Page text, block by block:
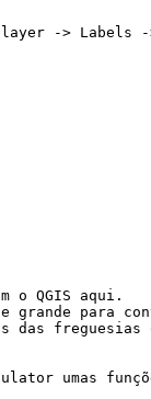
layer ->
o QGIS aqui.
grande
freguesias
umas